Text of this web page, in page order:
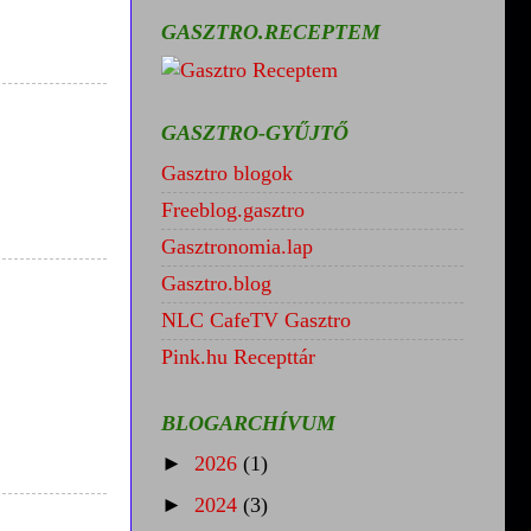
GASZTRO.RECEPTEM
GASZTRO-GYŰJTŐ
Gasztro blogok
Freeblog.gasztro
Gasztronomia.lap
Gasztro.blog
NLC CafeTV Gasztro
Pink.hu Recepttár
BLOGARCHÍVUM
► 2026 (1)
► 2024 (3)